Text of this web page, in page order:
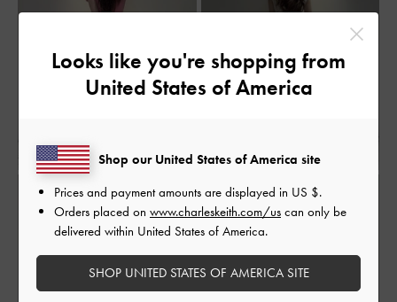
Looks like you're shopping from
United States of America
Shop our United States of America site
Prices and payment amounts are displayed in US $.
Orders placed on www.charleskeith.com/us can only be
delivered within United States of America.
SHOP UNITED STATES OF AMERICA SITE